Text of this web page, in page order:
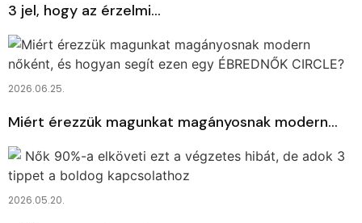
3 jel, hogy az érzelmi…
2026.06.25.
Miért érezzük magunkat magányosnak modern…
2026.05.20.